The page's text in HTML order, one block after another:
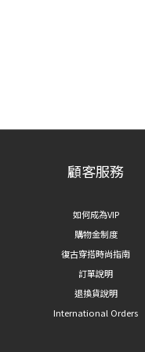
顧客服務
如何成為VIP
購物金制度
復古穿搭時尚指南
訂單說明
退換貨說明
International Orders